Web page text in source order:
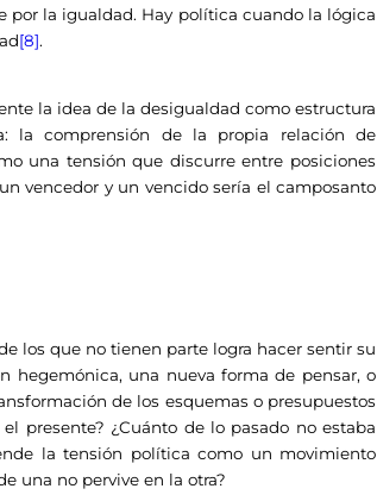
por la igualdad. Hay política cuando la lógica
[8].
la idea de la desigualdad como estructura
la comprensión de la propia relación de
una tensión que discurre entre posiciones
vencedor y un vencido sería el camposanto
que no tienen parte logra hacer sentir su
hegemónica, una nueva forma de pensar, o
de los esquemas o presupuestos
presente? ¿Cuánto de lo pasado no estaba
la tensión política como un movimiento
una no pervive en la otra?